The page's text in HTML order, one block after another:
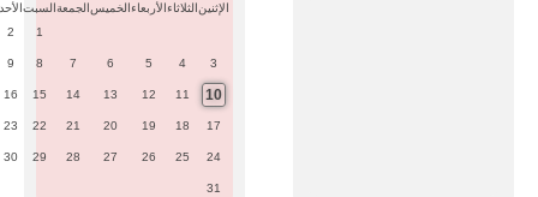
الإثنينالثلاثاءالأربعاءالخميسالجمعةالسبتالأحد
1
2
3
4
5
6
7
8
9
10
11
12
13
14
15
16
17
18
19
20
21
22
23
24
25
26
27
28
29
30
31